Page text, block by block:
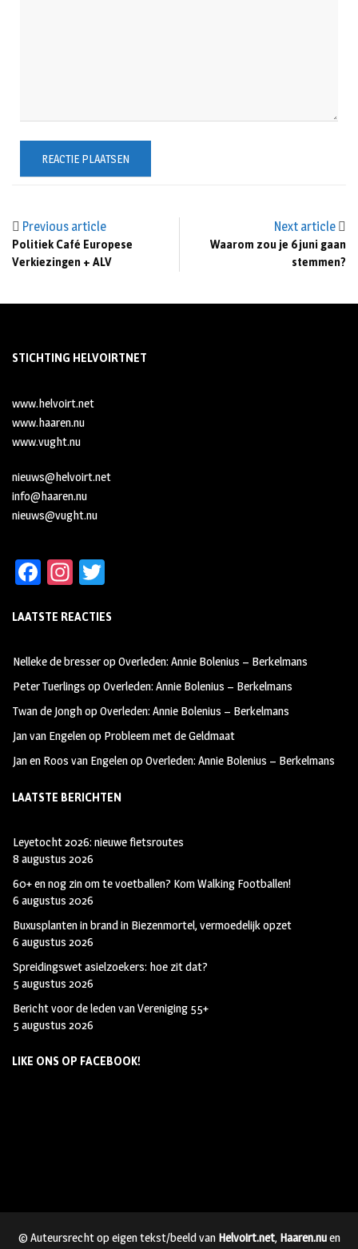
Previous article
Politiek Café Europese
Verkiezingen + ALV
Next article
Waarom zou je 6 juni gaan
stemmen?
STICHTING HELVOIRTNET
www.helvoirt.net
www.haaren.nu
www.vught.nu
nieuws@helvoirt.net
info@haaren.nu
nieuws@vught.nu
Fa
b
oo
k
In
ag
m
tt
LAATSTE REACTIES
Nelleke de bresseropOverleden: Annie Bolenius – Berkelmans
Peter Tuerlings opOverleden: Annie Bolenius – Berkelmans
Twan de JonghopOverleden: Annie Bolenius – Berkelmans
Jan van Engelenop Probleem met de Geldmaat
Jan en Roos van EngelenopOverleden: Annie Bolenius – Berkelmans
LAATSTE BERICHTEN
Leyetocht 2026: nieuwe fietsroutes
8 augustus 2026
60+ en nog zin om te voetballen? Kom Walking Footballen!
6 augustus 2026
Buxusplanten in brand in Biezenmortel, vermoedelijk opzet
6 augustus 2026
Spreidingswet asielzoekers: hoe zit dat?
5 augustus 2026
Bericht voor de leden van Vereniging 55+
5 augustus 2026
LIKE ONS OP FACEBOOK!
© Auteursrecht op eigen tekst/beeld van Helvoirt.net, Haaren.nuen